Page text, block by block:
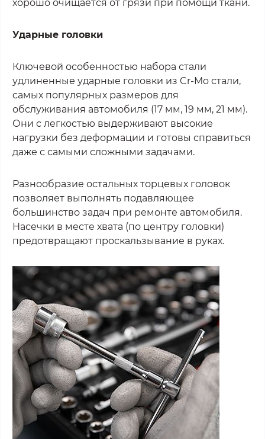
хорошо очищается от грязи при помощи ткани.
Ударные головки
Ключевой особенностью набора стали
удлиненные ударные головки из Cr-Mo стали,
самых популярных размеров для
обслуживания автомобиля (17 мм, 19 мм, 21 мм).
Они с легкостью выдерживают высокие
нагрузки без деформации и готовы справиться
даже с самыми сложными задачами.
Разнообразие остальных торцевых головок
позволяет выполнять подавляющее
большинство задач при ремонте автомобиля.
Насечки в месте хвата (по центру головки)
предотвращают проскальзывание в руках.